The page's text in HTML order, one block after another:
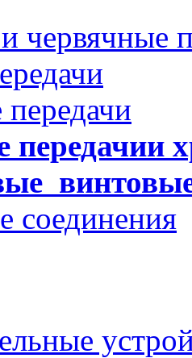
и червячные
передачии
соединения